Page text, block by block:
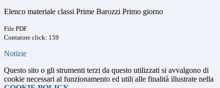
Elenco materiale classi Prime Barozzi Primo giorno
File PDF
Contatore click: 159
Notizie
Questo sito o gli strumenti terzi da questo utilizzati si avvalgono di
cookie necessari al funzionamento ed utili alle finalità illustrate nella